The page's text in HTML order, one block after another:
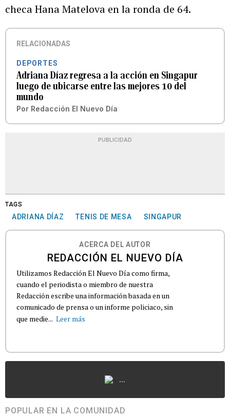
checa Hana Matelova en la ronda de 64.
RELACIONADAS
DEPORTES
Adriana Díaz regresa a la acción en Singapur
luego de ubicarse entre las mejores 10 del
mundo
Por Redacción El Nuevo Día
PUBLICIDAD
TAGS
ADRIANA DÍAZ TENIS DE MESA SINGAPUR
ACERCA DEL AUTOR
REDACCIÓN EL NUEVO DÍA
Utilizamos Redacción El Nuevo Día como firma,
cuando el periodista o miembro de nuestra
Redacción escribe una información basada en un
comunicado de prensa o un informe policiaco, sin
que medie... Leer más
...
POPULAR EN LA COMUNIDAD